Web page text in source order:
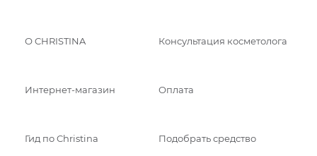
О CHRISTINA Консультация косметолога
Интернет-магазин Оплата
Гид по Christina Подобрать средство